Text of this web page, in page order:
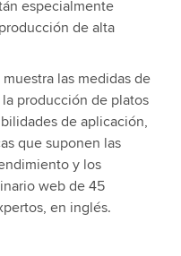
especialmente
de alta
las medidas de
producción de platos
de aplicación,
que suponen las
y los
web de 45
en inglés.